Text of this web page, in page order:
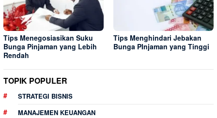
Tips Menegosiasikan Suku
Bunga Pinjaman yang Lebih
Rendah
Tips Menghindari Jebakan
Bunga PInjaman yang Tinggi
TOPIK POPULER
STRATEGI BISNIS
MANAJEMEN KEUANGAN